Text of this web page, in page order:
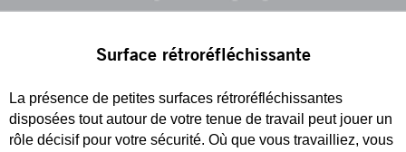
Surface rétroréfléchissante
La présence de petites surfaces rétroréfléchissantes
disposées tout autour de votre tenue de travail peut jouer un
rôle décisif pour votre sécurité. Où que vous travailliez, vous